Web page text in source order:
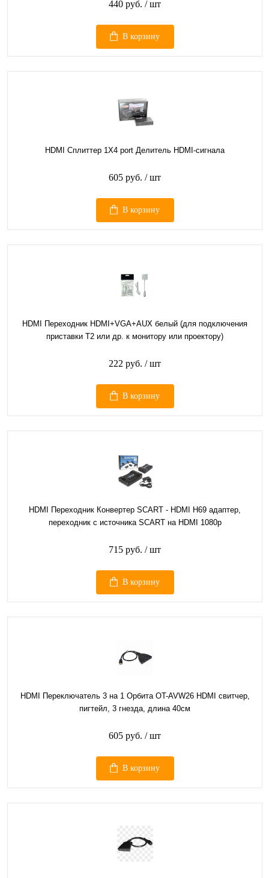
440 руб. / шт
В корзину
HDMI Сплиттер 1Х4 port Делитель HDMI-сигнала
605 руб. / шт
В корзину
HDMI Переходник HDMI+VGA+AUX белый (для подключения
приставки Т2 или др. к монитору или проектору)
222 руб. / шт
В корзину
HDMI Переходник Конвертер SCART - HDMI H69 адаптер,
переходник с источника SCART на HDMI 1080p
715 руб. / шт
В корзину
HDMI Переключатель 3 на 1 Орбита OT-AVW26 HDMI свитчер,
пигтейл, 3 гнезда, длина 40см
605 руб. / шт
В корзину